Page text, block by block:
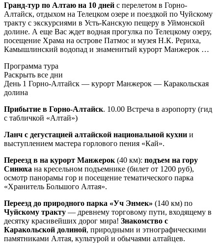
Гранд-тур по Алтаю на 10 дней с перелетом в Горно-
Алтайск, отдыхом на Телецком озере и поездкой по Чуйскому
тракту с экскурсиями в Усть-Канскую пещеру в Уймонской
долине. А еще Вас ждет водная прогулка по Телецкому озеру,
посещение Храма на острове Патмос и музея Н.К. Рериха,
Камышлинский водопад и знаменитый курорт Манжерок …
Программа тура
Раскрыть все дни
День 1 Горно-Алтайск — курорт Манжерок — Каракольская
долина
Прибытие в Горно-Алтайск. 10.00 Встреча в аэропорту (гид
с табличкой «Алтай»)
Ланч с дегустацией алтайской национальной кухни и
выступлением мастера горлового пения «Кай».
Переезд в на курорт Манжерок (40 км): подъем на гору
Синюха на кресельном подъемнике (билет от 1200 руб),
осмотр панорамы гор и посещение тематического парка
«Хранитель Большого Алтая».
Переезд до природного парка «Уч Энмек» (140 км) по
Чуйскому тракту — древнему торговому пути, входящему в
десятку красивейших дорог мира! Знакомство с
Каракольской долиной, природными и этнографическими
памятниками Алтая, культурой и обычаями алтайцев.